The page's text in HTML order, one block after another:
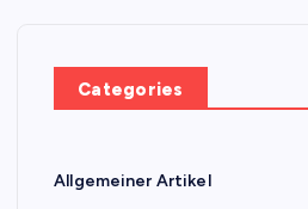
Categories
Allgemeiner Artikel